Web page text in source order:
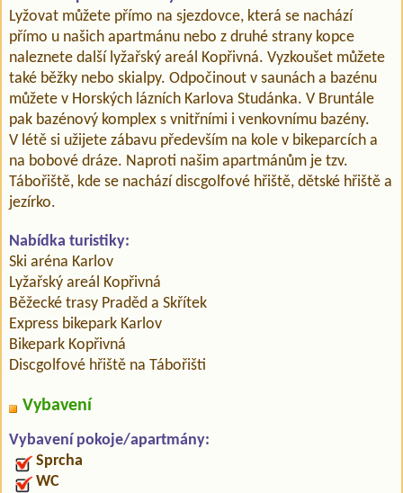
Lyžovat můžete přímo na sjezdovce, která se nachází
přímo u našich apartmánu nebo z druhé strany kopce
naleznete další lyžařský areál Kopřivná. Vyzkoušet můžete
také běžky nebo skialpy. Odpočinout v saunách a bazénu
můžete v Horských lázních Karlova Studánka. V Bruntále
pak bazénový komplex s vnitřními i venkovnímu bazény.
V létě si užijete zábavu především na kole v bikeparcích a
na bobové dráze. Naproti našim apartmánům je tzv.
Tábořiště, kde se nachází discgolfové hřiště, dětské hřiště a
jezírko.
Nabídka turistiky:
Ski aréna Karlov
Lyžařský areál Kopřivná
Běžecké trasy Praděd a Skřítek
Express bikepark Karlov
Bikepark Kopřivná
Discgolfové hřiště na Tábořišti
Vybavení
Vybavení pokoje/apartmány:
Sprcha
WC